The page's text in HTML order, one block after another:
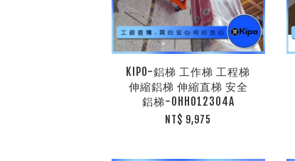
KIPO-鋁梯 工作梯 工程梯
伸縮鋁梯 伸縮直梯 安全
鋁梯-OHH012304A
NT$ 9,975